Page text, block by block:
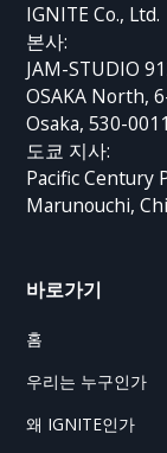
IGNITE Co., Ltd.
본사:
JAM-STUDIO
OSAKA North,
Osaka, 530-0011
도쿄 지사:
Pacific Century
Marunouchi,
바로가기
홈
우리는 누구인가
왜 IGNITE인가